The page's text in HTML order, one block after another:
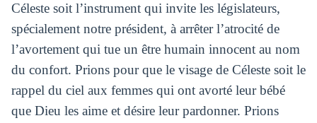
Céleste soit l’instrument qui invite les législateurs,
spécialement notre président, à arrêter l’atrocité de
l’avortement qui tue un être humain innocent au nom
du confort. Prions pour que le visage de Céleste soit le
rappel du ciel aux femmes qui ont avorté leur bébé
que Dieu les aime et désire leur pardonner. Prions